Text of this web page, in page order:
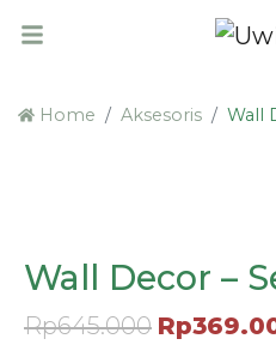
Home Aksesoris Wall
Wall Decor –
Rp645.000 Rp